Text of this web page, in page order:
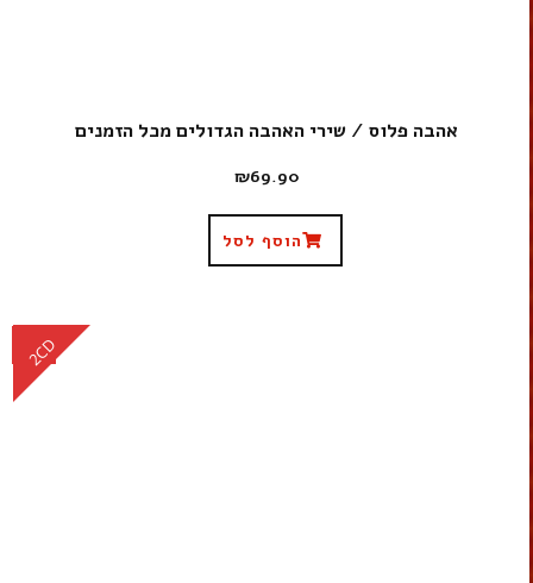
אהבה פלוס / שירי האהבה הגדולים מכל הזמנים
₪69.90
הוסף לסל
CD
2CD